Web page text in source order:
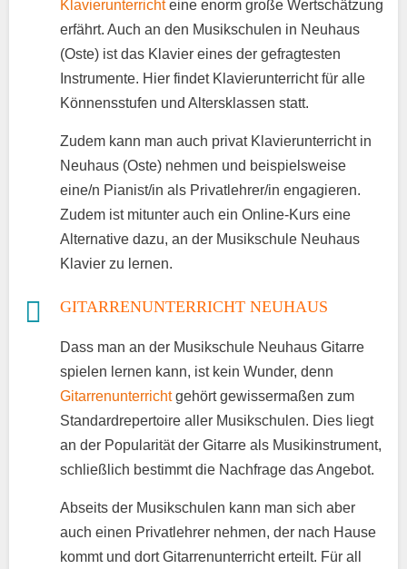
Klavierunterrichteine enorm große Wertschätzung
erfährt. Auch an den Musikschulen in Neuhaus
(Oste) ist das Klavier eines der gefragtesten
Instrumente. Hier findet Klavierunterricht für alle
Könnensstufen und Altersklassen statt.
Zudem kann man auch privat Klavierunterricht in
Neuhaus (Oste) nehmen und beispielsweise
eine/n Pianist/in als Privatlehrer/in engagieren.
Zudem ist mitunter auch ein Online-Kurs eine
Alternative dazu, an der Musikschule Neuhaus
Klavier zu lernen.
GITARRENUNTERRICHT NEUHAUS
Dass man an der Musikschule Neuhaus Gitarre
spielen lernen kann, ist kein Wunder, denn
Gitarrenunterrichtgehört gewissermaßen zum
Standardrepertoire aller Musikschulen. Dies liegt
an der Popularität der Gitarre als Musikinstrument,
schließlich bestimmt die Nachfrage das Angebot.
Abseits der Musikschulen kann man sich aber
auch einen Privatlehrer nehmen, der nach Hause
kommt und dort Gitarrenunterricht erteilt. Für all